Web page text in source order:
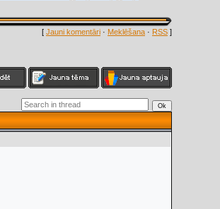
[ Jauni komentāri · Meklēšana · RSS ]